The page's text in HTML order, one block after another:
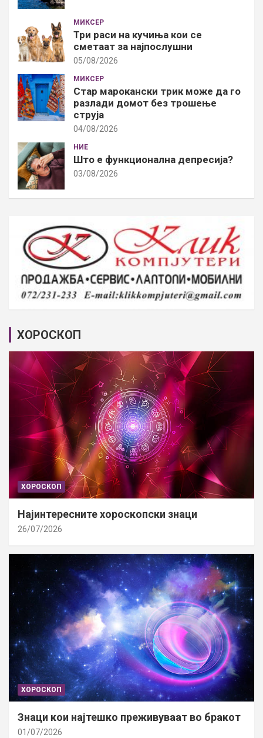
МИКСЕР
Три раси на кучиња кои се
сметаат за најпослушни
05/08/2026
МИКСЕР
Стар марокански трик може да го
разлади домот без трошење
струја
04/08/2026
НИЕ
Што е функционална депресија?
03/08/2026
ХОРОСКОП
ХОРОСКОП
Најинтересните хороскопски знаци
26/07/2026
ХОРОСКОП
Знаци кои најтешко преживуваат во бракот
01/07/2026